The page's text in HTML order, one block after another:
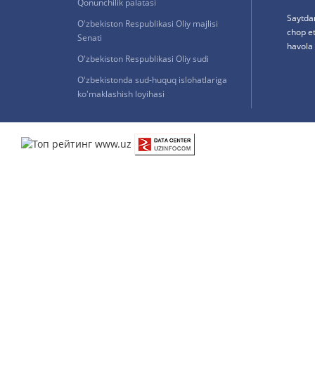
Qonunchilik palatasi
O'zbekiston Respublikasi Oliy majlisi
Senati
O'zbekiston Respublikasi Oliy sudi
O'zbekistonda sud-huquq islohatlariga
ko'maklashish loyihasi
chop